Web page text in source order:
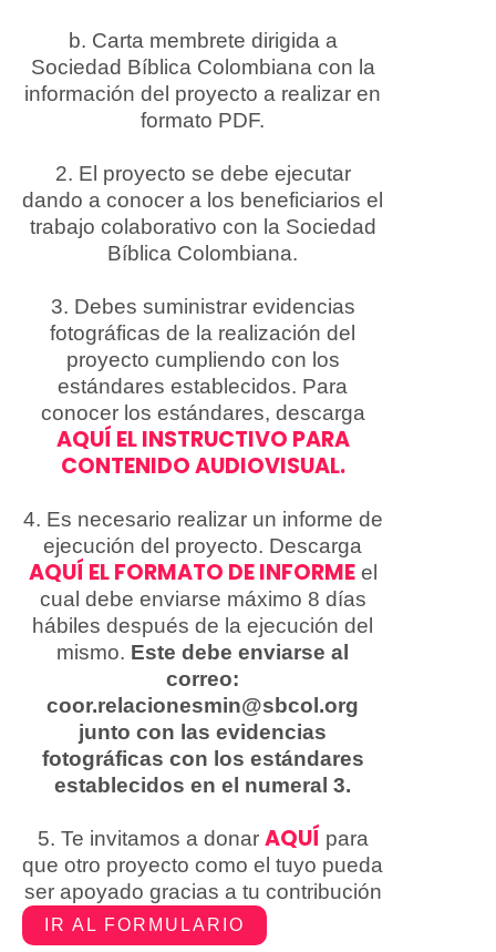
b. Carta membrete dirigida a
Sociedad Bíblica Colombiana con la
información del proyecto a realizar en
formato PDF.
2. El proyecto se debe ejecutar
dando a conocer a los beneficiarios el
trabajo colaborativo con la Sociedad
Bíblica Colombiana.
3. Debes suministrar evidencias
fotográficas de la realización del
proyecto cumpliendo con los
estándares establecidos. Para
conocer los estándares, descarga
AQUÍ EL INSTRUCTIVO PARA
CONTENIDO AUDIOVISUAL.
4. Es necesario realizar un informe de
ejecución del proyecto. Descarga
AQUÍ EL FORMATO DE INFORMEel
cual debe enviarse máximo 8 días
hábiles después de la ejecución del
mismo. Este debe enviarse al
correo:
coor.relacionesmin@sbcol.org
junto con las evidencias
fotográficas con los estándares
establecidos en el numeral 3.
5. Te invitamos a donar AQUÍ para
que otro proyecto como el tuyo pueda
ser apoyado gracias a tu contribución
IR AL FORMULARIO